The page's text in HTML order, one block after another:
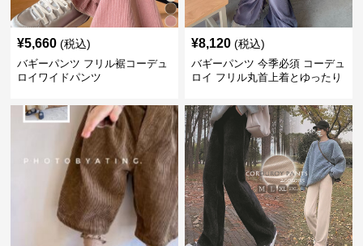
¥5,660 (税込)
バギーパンツ フリル裾コーデュ
ロイワイドパンツ
¥8,120 (税込)
バギーパンツ 今季必須 コーデュ
ロイ フリル丸首上着とゆったり